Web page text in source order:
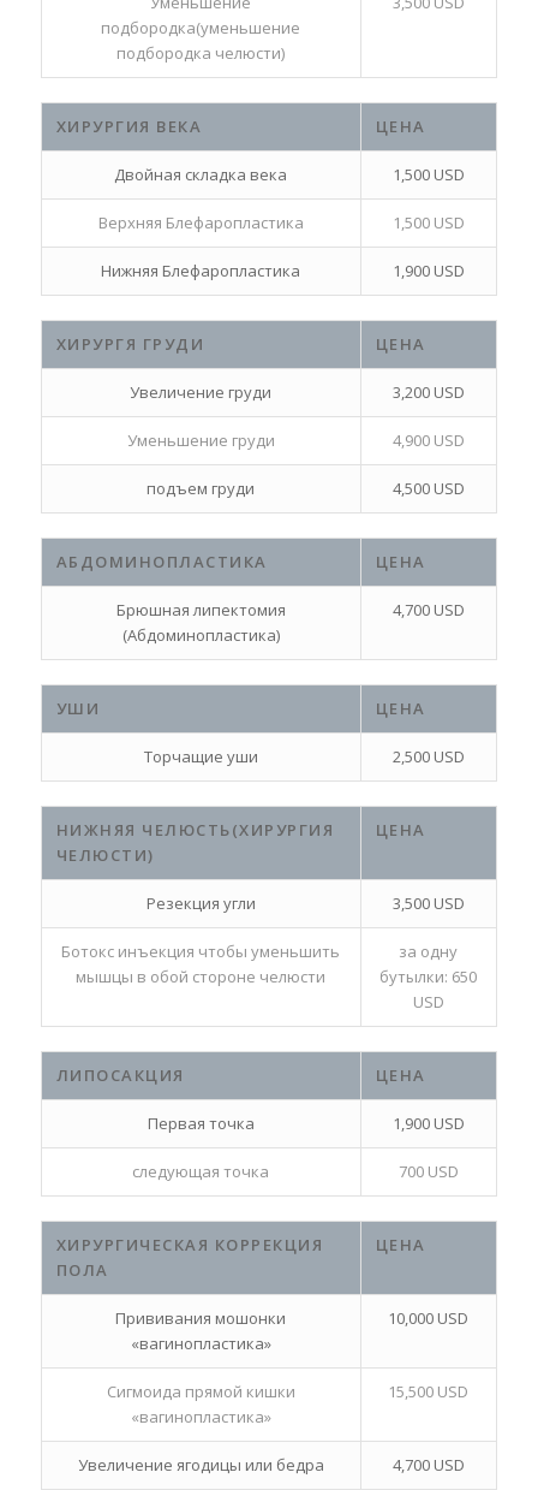
подбородка(уменьшение
подбородка челюсти)
ХИРУРГИЯ ВЕКА ЦЕНА
Двойная складка века 1,500 USD
Верхняя Блефаропластика 1,500 USD
Нижняя Блефаропластика 1,900 USD
ХИРУРГЯ ГРУДИ ЦЕНА
Увеличение груди 3,200 USD
Уменьшение груди 4,900 USD
подъем груди 4,500 USD
АБДОМИНОПЛАСТИКА ЦЕНА
Брюшная липектомия
(Абдоминопластика)
4,700 USD
УШИ ЦЕНА
Торчащие уши 2,500 USD
НИЖНЯЯ ЧЕЛЮСТЬ(ХИРУРГИЯ
ЧЕЛЮСТИ)
ЦЕНА
Резекция угли 3,500 USD
Ботокс инъекция чтобы уменьшить
мышцы в обой стороне челюсти
за одну
бутылки: 650
USD
ЛИПОСАКЦИЯ ЦЕНА
Первая точка 1,900 USD
следующая точка 700 USD
ХИРУРГИЧЕСКАЯ КОРРЕКЦИЯ
ПОЛА
ЦЕНА
Прививания мошонки
«вагинопластика»
10,000 USD
Сигмоида прямой кишки
«вагинопластика»
15,500 USD
Увеличение ягодицы или бедра 4,700 USD